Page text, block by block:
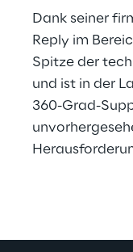
Dank seiner
Reply im
Spitze der
und ist in der
360-Grad-